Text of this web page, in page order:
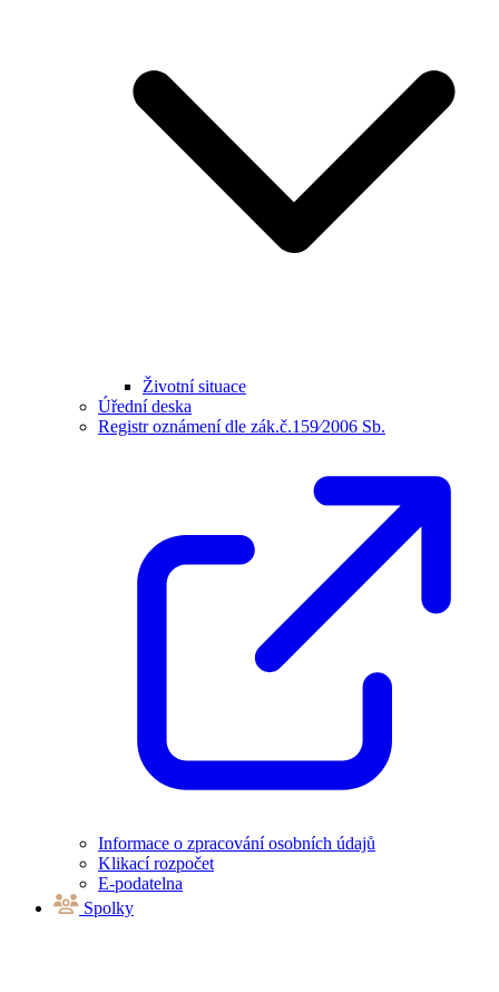
Životní situace
Úřední deska
Registr oznámení dle zák.č.159⁄2006 Sb.
Informace o zpracování osobních údajů
Klikací rozpočet
E-podatelna
Spolky